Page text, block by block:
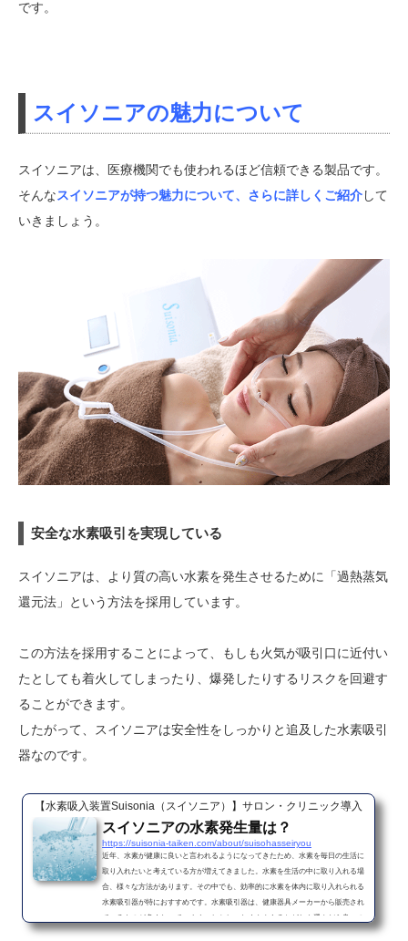
です。
スイソニアの魅力について
スイソニアは、医療機関でも使われるほど信頼できる製品です。
そんなスイソニアが持つ魅力について、さらに詳しくご紹介して
いきましょう。
安全な水素吸引を実現している
スイソニアは、より質の高い水素を発生させるために「過熱蒸気
還元法」という方法を採用しています。
この方法を採用することによって、もしも火気が吸引口に近付い
たとしても着火してしまったり、爆発したりするリスクを回避す
ることができます。
したがって、スイソニアは安全性をしっかりと追及した水素吸引
器なのです。
【水素吸入装置Suisonia（スイソニア）】サロン・クリニック導入
スイソニアの水素発生量は？
https://suisonia-taiken.com/about/suisohasseiryou
近年、水素が健康に良いと言われるようになってきたため、水素を毎日の生活に
取り入れたいと考えている方が増えてきました。水素を生活の中に取り入れる場
合、様々な方法があります。その中でも、効率的に水素を体内に取り入れられる
水素吸引器が特におすすめです。水素吸引器は、健康器具メーカーから販売され
ているものが多くなっています。しかし、たくさんあるとどれを選んだら良いの
か悩んでしまう方もいるでしょう。今回は、どの水素吸引器が良いのか悩んでい